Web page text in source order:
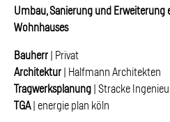
Umbau, Sanierung und Erweiterung
Wohnhauses
Bauherr | Privat
Architektur | Halfmann Architekten
Tragwerksplanung | Stracke
TGA| energie plan köln